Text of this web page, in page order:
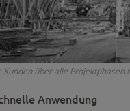
über alle
Anwendung